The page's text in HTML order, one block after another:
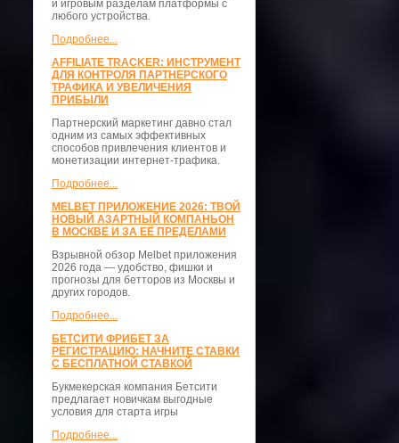
и игровым разделам платформы с
любого устройства.
Подробнее...
AFFILIATE TRACKER: ИНСТРУМЕНТ
ДЛЯ КОНТРОЛЯ ПАРТНЕРСКОГО
ТРАФИКА И УВЕЛИЧЕНИЯ
ПРИБЫЛИ
Партнерский маркетинг давно стал
одним из самых эффективных
способов привлечения клиентов и
монетизации интернет-трафика.
Подробнее...
MELBET ПРИЛОЖЕНИЕ 2026: ТВОЙ
НОВЫЙ АЗАРТНЫЙ КОМПАНЬОН
В МОСКВЕ И ЗА ЕЁ ПРЕДЕЛАМИ
Взрывной обзор Melbet приложения
2026 года — удобство, фишки и
прогнозы для бетторов из Москвы и
других городов.
Подробнее...
БЕТСИТИ ФРИБЕТ ЗА
РЕГИСТРАЦИЮ: НАЧНИТЕ СТАВКИ
С БЕСПЛАТНОЙ СТАВКОЙ
Букмекерская компания Бетсити
предлагает новичкам выгодные
условия для старта игры
Подробнее...